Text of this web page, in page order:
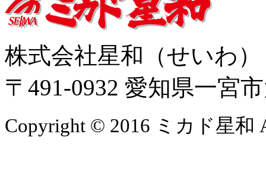
株式会社星和（せいわ
〒491-0932 愛知県一宮
Copyright © 2016 ミカド星和